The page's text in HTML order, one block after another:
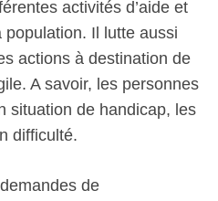
activités d’aide et
population. Il lutte aussi
actions à destination de
A savoir, les personnes
situation de handicap, les
difficulté.
de